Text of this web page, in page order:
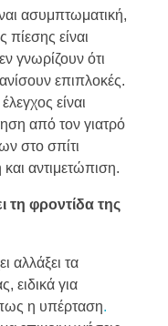
ασυμπτωματική,
πίεσης είναι
γνωρίζουν ότι
επιπλοκές.
είναι
από τον γιατρό
στο σπίτι
αντιμετώπιση.
τη φροντίδα της
αλλάξει τα
ειδικά για
η υπέρταση.